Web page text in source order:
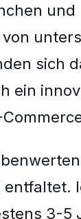
und
sich
ein
entfaltet.
3-5